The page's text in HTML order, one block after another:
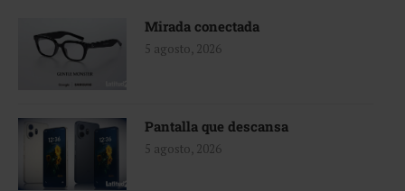
Mirada conectada
5 agosto, 2026
Pantalla que descansa
5 agosto, 2026